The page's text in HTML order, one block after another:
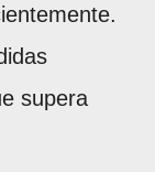
supera